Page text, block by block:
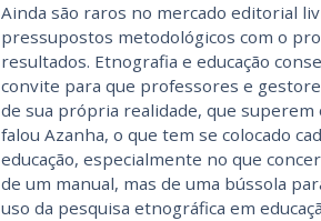
Ainda são raros no mercado editorial
pressupostos metodológicos com o
resultados. Etnografia e educação
convite para que professores e
de sua própria realidade, que superem
falou Azanha, o que tem se colocado
educação, especialmente no que
de um manual, mas de uma bússola
uso da pesquisa etnográfica em